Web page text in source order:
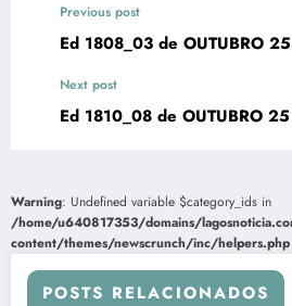
Previous post
Ed 1808_03 de OUTUBRO
Next post
Ed 1810_08 de OUTUBRO
Warning: Undefined variable $category_ids in
/home/u640817353/domains/
content/themes/newscrunch/inc/helpers.php
POSTS RELACIONADOS